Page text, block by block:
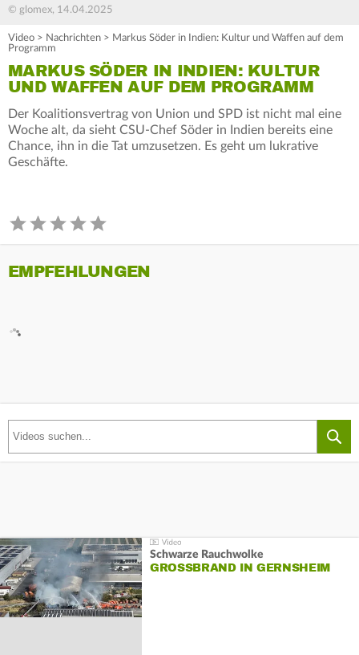
© glomex, 14.04.2025
Video > Nachrichten > Markus Söder in Indien: Kultur und Waffen auf dem
Programm
MARKUS SÖDER IN INDIEN: KULTUR
UND WAFFEN AUF DEM PROGRAMM
Der Koalitionsvertrag von Union und SPD ist nicht mal eine
Woche alt, da sieht CSU-Chef Söder in Indien bereits eine
Chance, ihn in die Tat umzusetzen. Es geht um lukrative
Geschäfte.
EMPFEHLUNGEN
Schwarze Rauchwolke
GROSSBRAND IN GERNSHEIM